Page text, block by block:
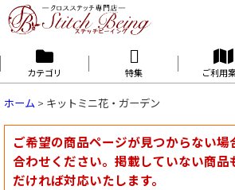
カテゴリ 特集 ご利用
ホーム > キットミニ花・ガーデン
ご希望の商品ページが見つからない場
合わせください。掲載していない商品
だければ対応いたします。